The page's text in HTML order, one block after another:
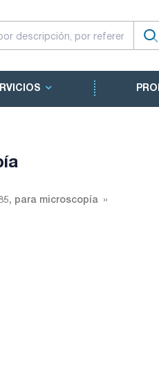
para microscopía